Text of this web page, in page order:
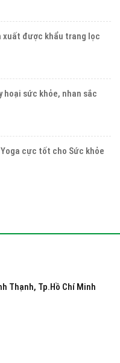
xuất được khẩu trang lọc
hoại sức khỏe, nhan sắc
cực tốt cho Sức khỏe
Thạnh, Tp.Hồ Chí Minh